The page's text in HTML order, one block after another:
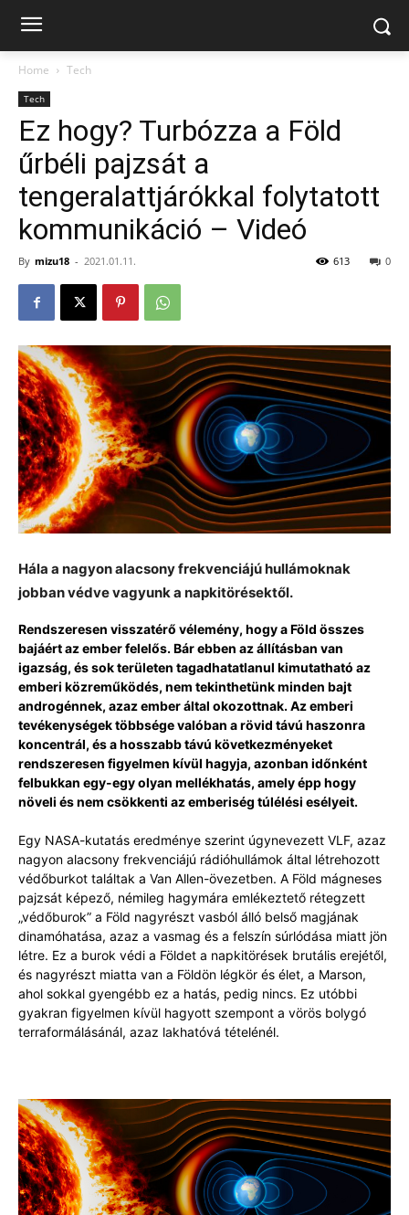
Home Tech
Tech
Ez hogy? Turbózza a Föld
űrbéli pajzsát a
tengeralattjárókkal folytatott
kommunikáció – Videó
By mizu18 - 2021.01.11. 0
613
Hála a nagyon alacsony frekvenciájú hullámoknak
jobban védve vagyunk a napkitörésektől.
Rendszeresen visszatérő vélemény, hogy a Föld összes
bajáért az ember felelős. Bár ebben az állításban van
igazság, és sok területen tagadhatatlanul kimutatható az
emberi közreműködés, nem tekinthetünk minden bajt
androgénnek, azaz ember által okozottnak. Az emberi
tevékenységek többsége valóban a rövid távú haszonra
koncentrál, és a hosszabb távú következményeket
rendszeresen figyelmen kívül hagyja, azonban időnként
felbukkan egy-egy olyan mellékhatás, amely épp hogy
növeli és nem csökkenti az emberiség túlélési esélyeit.
Egy NASA-kutatás eredménye szerint úgynevezett VLF, azaz
nagyon alacsony frekvenciájú rádióhullámok által létrehozott
védőburkot találtak a Van Allen-övezetben. A Föld mágneses
pajzsát képező, némileg hagymára emlékeztető rétegzett
„védőburok” a Föld nagyrészt vasból álló belső magjának
dinamóhatása, azaz a vasmag és a felszín súrlódása miatt jön
létre. Ez a burok védi a Földet a napkitörések brutális erejétől,
és nagyrészt miatta van a Földön légkör és élet, a Marson,
ahol sokkal gyengébb ez a hatás, pedig nincs. Ez utóbbi
gyakran figyelmen kívül hagyott szempont a vörös bolygó
terraformálásánál, azaz lakhatóvá tételénél.